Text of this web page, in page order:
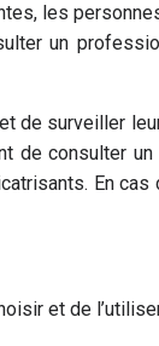
les
un
de surveiller
consulter
En
et de